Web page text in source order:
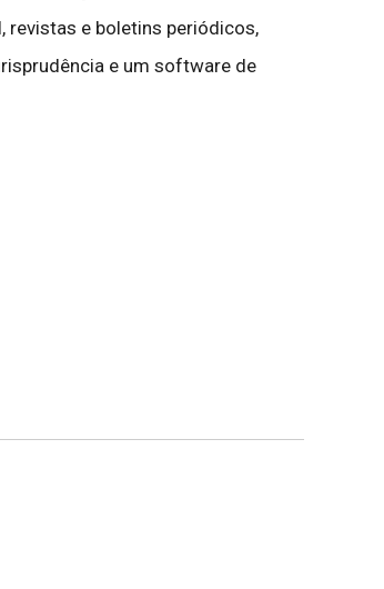
revistas e boletins periódicos,
e um software de